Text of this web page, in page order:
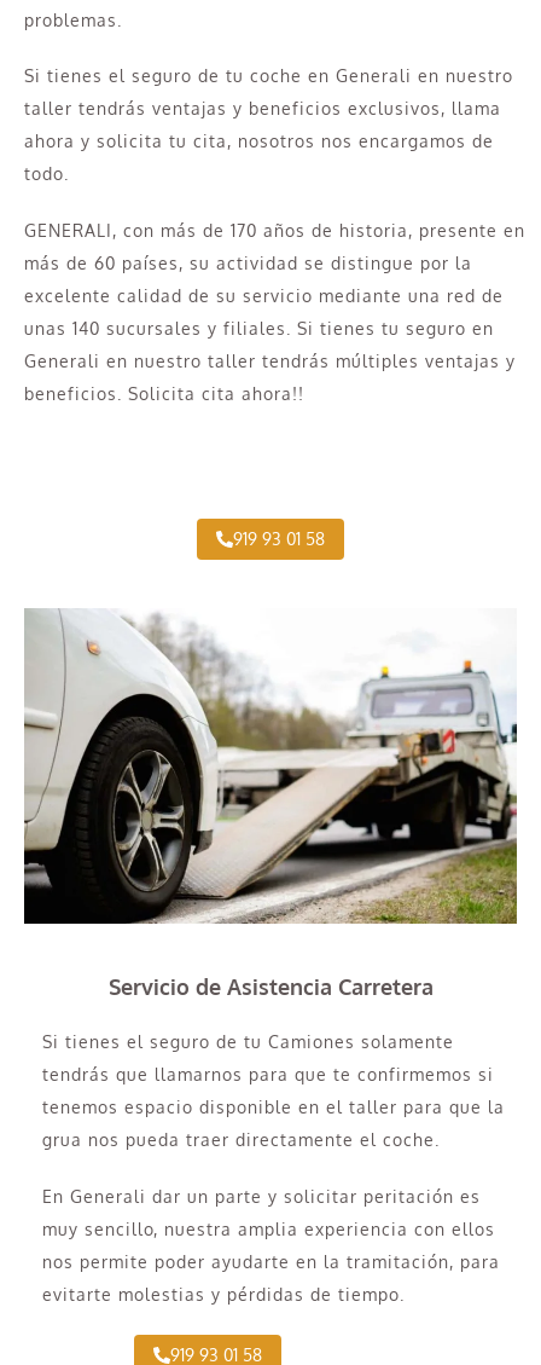
problemas.
Si tienes el seguro de tu coche en Generali en nuestro
taller tendrás ventajas y beneficios exclusivos, llama
ahora y solicita tu cita, nosotros nos encargamos de
todo.
GENERALI, con más de 170 años de historia, presente en
más de 60 países, su actividad se distingue por la
excelente calidad de su servicio mediante una red de
unas 140 sucursales y filiales. Si tienes tu seguro en
Generali en nuestro taller tendrás múltiples ventajas y
beneficios. Solicita cita ahora!!
919 93 01 58
Servicio de Asistencia Carretera
Si tienes el seguro de tu Camiones solamente
tendrás que llamarnos para que te confirmemos si
tenemos espacio disponible en el taller para que la
grua nos pueda traer directamente el coche.
En Generali dar un parte y solicitar peritación es
muy sencillo, nuestra amplia experiencia con ellos
nos permite poder ayudarte en la tramitación, para
evitarte molestias y pérdidas de tiempo.
919 93 01 58